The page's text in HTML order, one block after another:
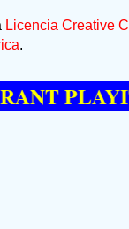
Licencia Creative
.